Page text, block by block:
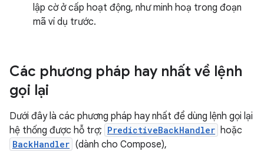
lập cờ ở cấp hoạt động, như minh hoạ trong đoạn
mã ví dụ trước.
Các phương pháp hay nhất về lệnh
gọi lại
Dưới đây là các phương pháp hay nhất để dùng lệnh gọi lại
hệ thống được hỗ trợ; PredictiveBackHandler hoặc
BackHandler (dành cho Compose),